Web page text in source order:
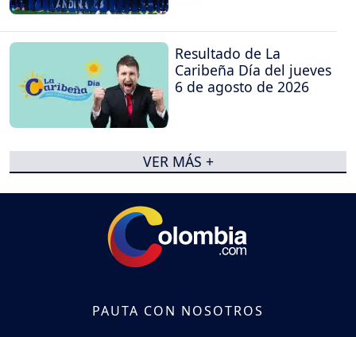
Resultado de La
Caribeña Día del jueves
6 de agosto de 2026
VER MÁS +
PAUTA CON NOSOTROS